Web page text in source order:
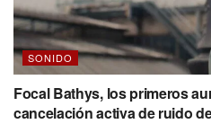
SONIDO
Focal Bathys, los primeros
cancelación activa de ruido